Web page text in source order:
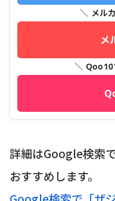
＼ メル
メ
＼ Qoo10
詳細はGoogle検索
おすすめします。